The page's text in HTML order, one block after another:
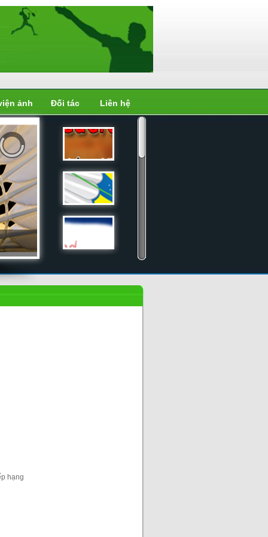
ảnh Đối tác Liên hệ
cầu...
Liên đoàn
cầu...
Liên đoàn
cầu...
hạng